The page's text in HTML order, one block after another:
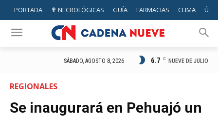
PORTADA ✟ NECROLÓGICAS GUÍA FARMACIAS CLIMA
SÁBADO, AGOSTO 8, 2026 6.7 C NUEVE DE JULIO
REGIONALES
Se inaugurará en Pehuajó un